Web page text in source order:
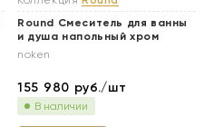
Round Смеситель для ванны
и душа напольный хром
noken
155 980 руб./шт
В наличии